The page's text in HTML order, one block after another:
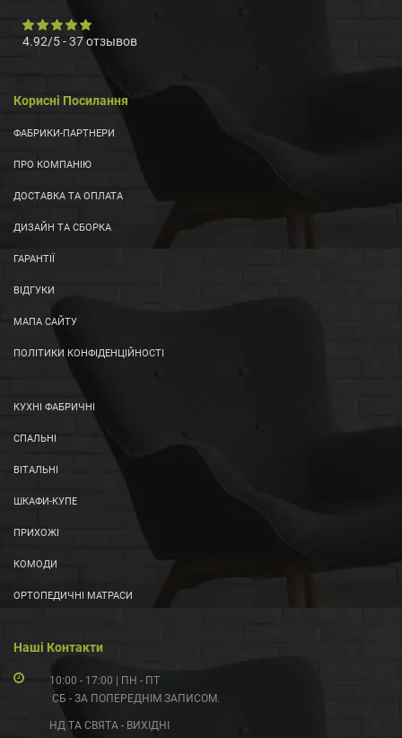
4.92/5-37отзывов
Корисні Посилання
ФАБРИКИ-ПАРТНЕРИ
ПРО КОМПАНІЮ
ДОСТАВКА ТА ОПЛАТА
ДИЗАЙН ТА СБОРКА
ГАРАНТІЇ
ВІДГУКИ
МАПА САЙТУ
ПОЛІТИКИ КОНФІДЕНЦІЙНОСТІ
КУХНІ ФАБРИЧНІ
СПАЛЬНІ
ВІТАЛЬНІ
ШКАФИ-КУПЕ
ПРИХОЖІ
КОМОДИ
ОРТОПЕДИЧНІ МАТРАСИ
Наші Контакти
10:00 - 17:00 | ПН - ПТ
СБ - ЗА ПОПЕРЕДНІМ ЗАПИСОМ.
НД ТА СВЯТА - ВИХІДНІ